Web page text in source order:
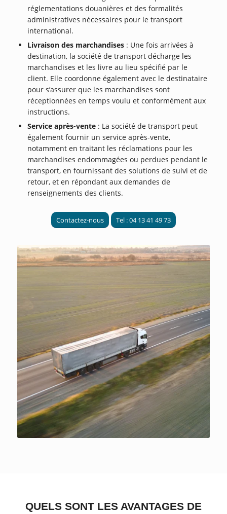
réglementations douanières et des formalités
administratives nécessaires pour le transport
international.
Livraison des marchandises : Une fois arrivées à
destination, la société de transport décharge les
marchandises et les livre au lieu spécifié par le
client. Elle coordonne également avec le destinataire
pour s’assurer que les marchandises sont
réceptionnées en temps voulu et conformément aux
instructions.
Service après-vente : La société de transport peut
également fournir un service après-vente,
notamment en traitant les réclamations pour les
marchandises endommagées ou perdues pendant le
transport, en fournissant des solutions de suivi et de
retour, et en répondant aux demandes de
renseignements des clients.
Contactez-nous Tel : 04 13 41 49 73
QUELS SONT LES AVANTAGES DE